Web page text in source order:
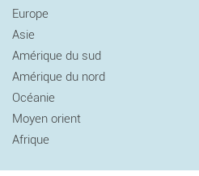
Europe
Asie
Amérique du sud
Amérique du nord
Océanie
Moyen orient
Afrique